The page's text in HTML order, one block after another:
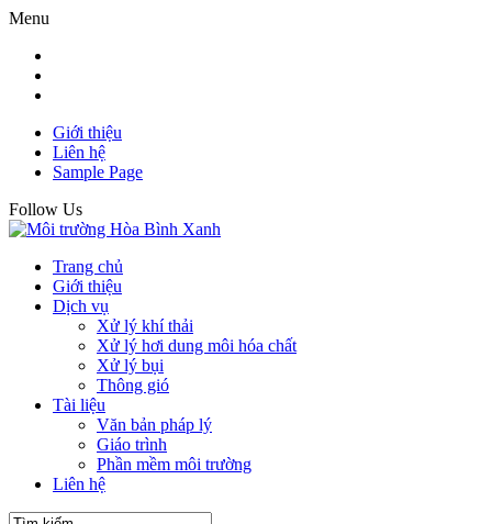
Menu
Giới thiệu
Liên hệ
Sample Page
Follow Us
Trang chủ
Giới thiệu
Dịch vụ
Xử lý khí thải
Xử lý hơi dung môi hóa chất
Xử lý bụi
Thông gió
Tài liệu
Văn bản pháp lý
Giáo trình
Phần mềm môi trường
Liên hệ